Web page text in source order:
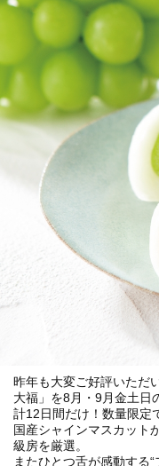
昨年も大変ご好評いただ
大福」を8月・9月金土日
計12日間だけ！数量限定
国産シャインマスカット
級房を厳選。
またひとつ舌が感動する“